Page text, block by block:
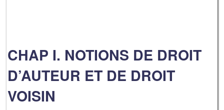
CHAP I. NOTIONS DE DROIT
D’AUTEUR ET DE DROIT
VOISIN